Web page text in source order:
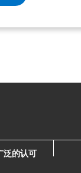
泛的认可